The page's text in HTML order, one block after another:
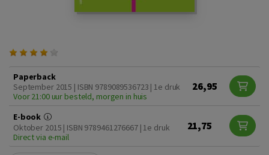
Paperback
September 2015 | ISBN 9789089536723 | 1e druk
Voor 21:00 uur besteld, morgen in huis
26,95
E-book
Oktober 2015 | ISBN 9789461276667 | 1e druk
Direct via e-mail
21,75